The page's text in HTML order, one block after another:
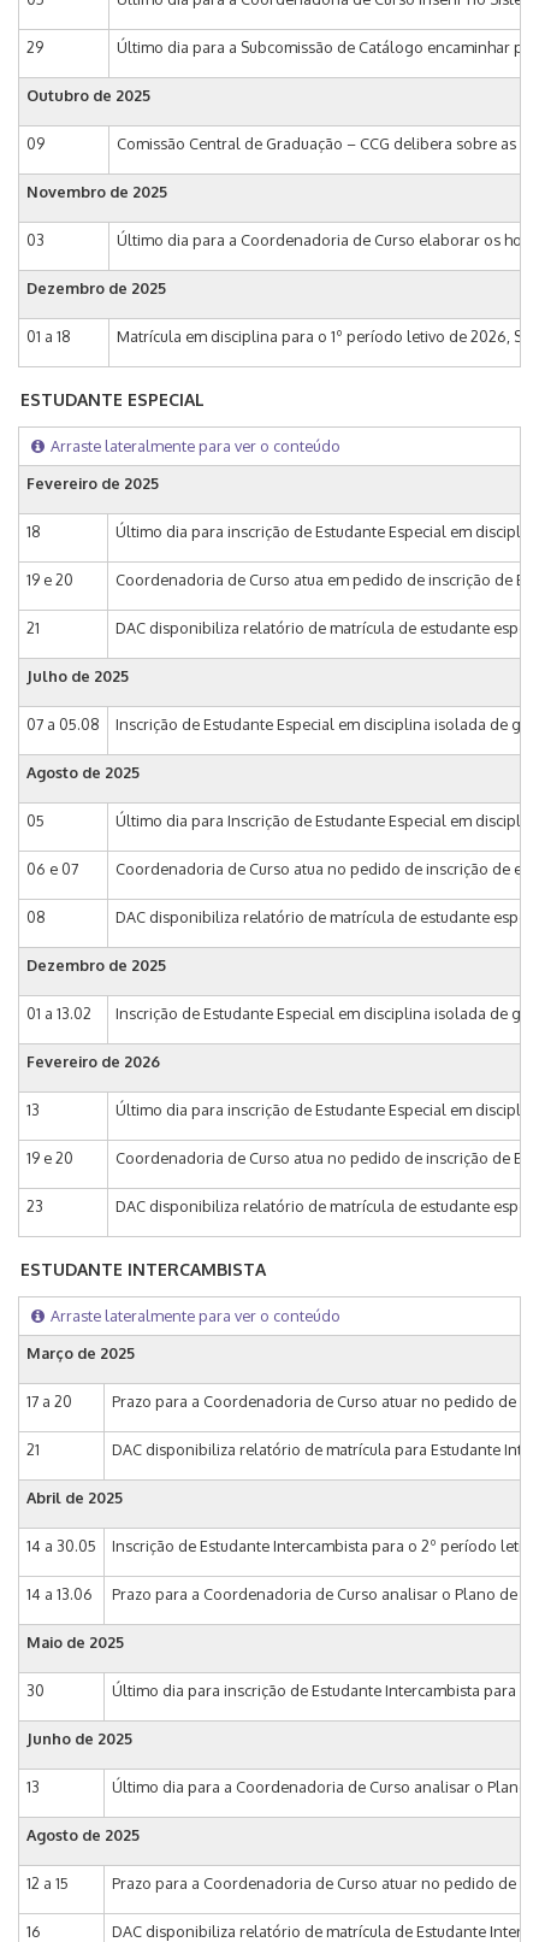
29 Último dia para a Subcomissão de Catálogo encaminhar
Outubro de 2025
09 Comissão Central de Graduação – CCG delibera sobre as
Novembro de 2025
03 Último dia para a Coordenadoria de Curso elaborar os
Dezembro de 2025
01 a 18 Matrícula em disciplina para o 1º período letivo de 2026,
ESTUDANTE ESPECIAL
Arraste lateralmente para ver o conteúdo
Fevereiro de 2025
18 Último dia para inscrição de Estudante Especial em
19 e 20 Coordenadoria de Curso atua em pedido de inscrição de
21 DAC disponibiliza relatório de matrícula de estudante
Julho de 2025
07 a 05.08 Inscrição de Estudante Especial em disciplina isolada de
Agosto de 2025
05 Último dia para Inscrição de Estudante Especial em
06 e 07 Coordenadoria de Curso atua no pedido de inscrição de
08 DAC disponibiliza relatório de matrícula de estudante
Dezembro de 2025
01 a 13.02 Inscrição de Estudante Especial em disciplina isolada de
Fevereiro de 2026
13 Último dia para inscrição de Estudante Especial em
19 e 20 Coordenadoria de Curso atua no pedido de inscrição de
23 DAC disponibiliza relatório de matrícula de estudante
ESTUDANTE INTERCAMBISTA
Arraste lateralmente para ver o conteúdo
Março de 2025
17 a 20 Prazo para a Coordenadoria de Curso atuar no pedido de
21 DAC disponibiliza relatório de matrícula para Estudante
Abril de 2025
14 a 30.05 Inscrição de Estudante Intercambista para o 2º período
14 a 13.06 Prazo para a Coordenadoria de Curso analisar o Plano de
Maio de 2025
30 Último dia para inscrição de Estudante Intercambista para
Junho de 2025
13 Último dia para a Coordenadoria de Curso analisar o Plano
Agosto de 2025
12 a 15 Prazo para a Coordenadoria de Curso atuar no pedido de
16 DAC disponibiliza relatório de matrícula de Estudante